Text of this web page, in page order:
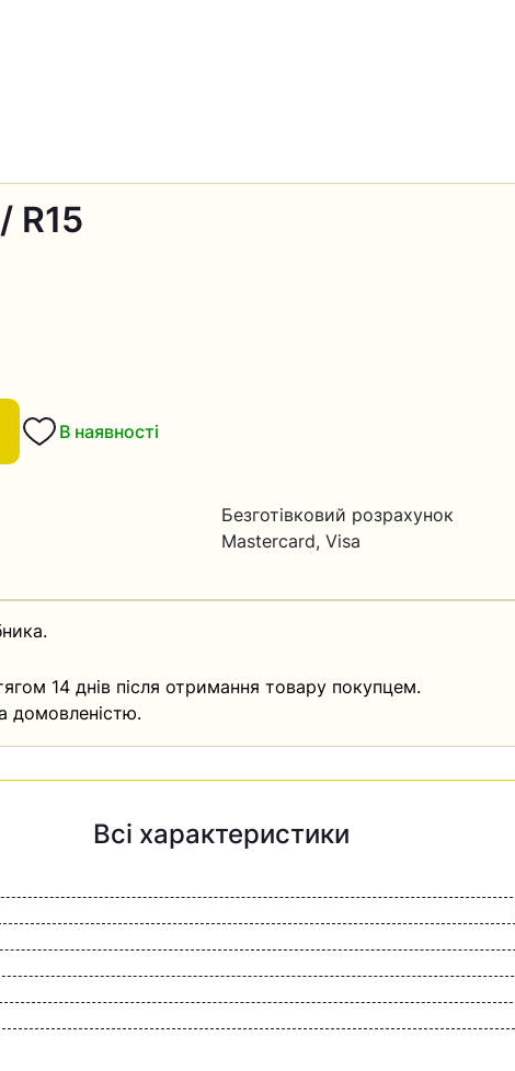
R15
В наявності
Безготівковий розрахунок
Mastercard, Visa
14 днів після отримання товару покупцем.
домовленістю.
Всі характеристики